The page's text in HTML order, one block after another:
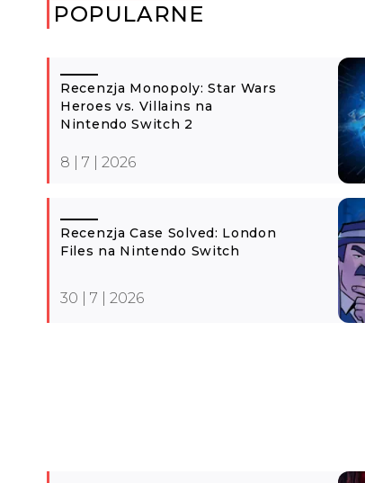
POPULARNE
Recenzja Monopoly: Star Wars
Heroes vs. Villains na
Nintendo Switch 2
8 | 7 | 2026
Recenzja Case Solved: London
Files na Nintendo Switch
30 | 7 | 2026